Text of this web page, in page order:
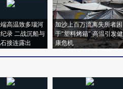
高温致多瑙河
录 二战沉船与
接连露出
加沙上百万流离失所者困
于“塑料烤箱” 高温引发健
康危机